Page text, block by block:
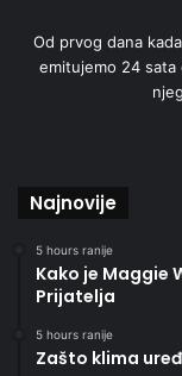
Od prvog dana
emitujemo 24 sata
Najnovije
5 hours ranije
Kako je Maggie
Prijatelja
5 hours ranije
Zašto klima